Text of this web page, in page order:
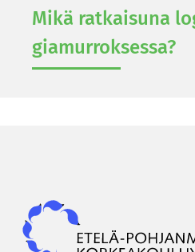
Mikä rat­kai­su­na
gia­mur­rok­ses­sa?